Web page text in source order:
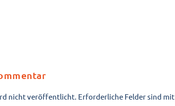
nicht veröffentlicht. Erforderliche Felder sind mit